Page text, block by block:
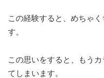
この経験すると、めちゃ
す。
この思いをすると、もう
てしまいます。